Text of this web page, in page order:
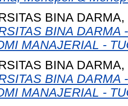
BINA
BINA DARMA
MANAJERIAL -
BINA
BINA DARMA
MANAJERIAL -